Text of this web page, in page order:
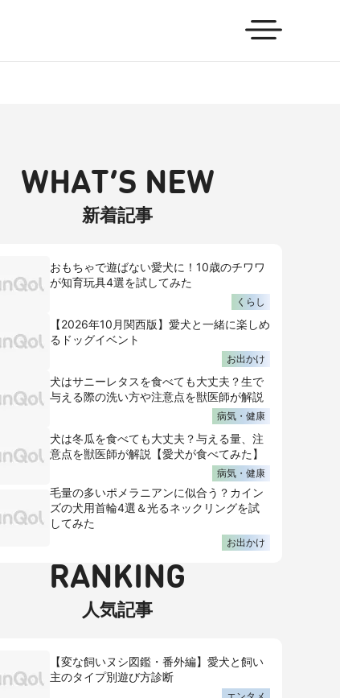
WHAT’S NEW
新着記事
おもちゃで遊ばない愛犬に！10歳のチワワ
が知育玩具4選を試してみた
くらし
【2026年10月関西版】愛犬と一緒に楽しめ
るドッグイベント
お出かけ
犬はサニーレタスを食べても大丈夫？生で
与える際の洗い方や注意点を獣医師が解説
病気・健康
犬は冬瓜を食べても大丈夫？与える量、注
意点を獣医師が解説【愛犬が食べてみた】
病気・健康
毛量の多いポメラニアンに似合う？カイン
ズの犬用首輪4選＆光るネックリングを試
してみた
お出かけ
RANKING
人気記事
【変な飼いヌシ図鑑・番外編】愛犬と飼い
主のタイプ別遊び方診断